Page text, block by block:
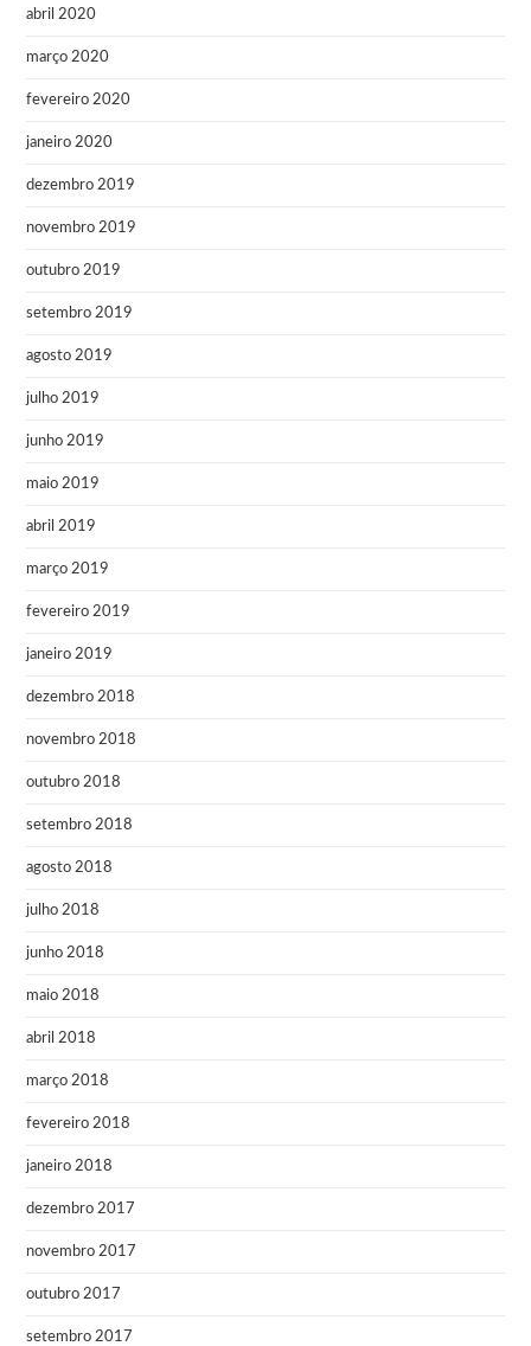
abril 2020
março 2020
fevereiro 2020
janeiro 2020
dezembro 2019
novembro 2019
outubro 2019
setembro 2019
agosto 2019
julho 2019
junho 2019
maio 2019
abril 2019
março 2019
fevereiro 2019
janeiro 2019
dezembro 2018
novembro 2018
outubro 2018
setembro 2018
agosto 2018
julho 2018
junho 2018
maio 2018
abril 2018
março 2018
fevereiro 2018
janeiro 2018
dezembro 2017
novembro 2017
outubro 2017
setembro 2017